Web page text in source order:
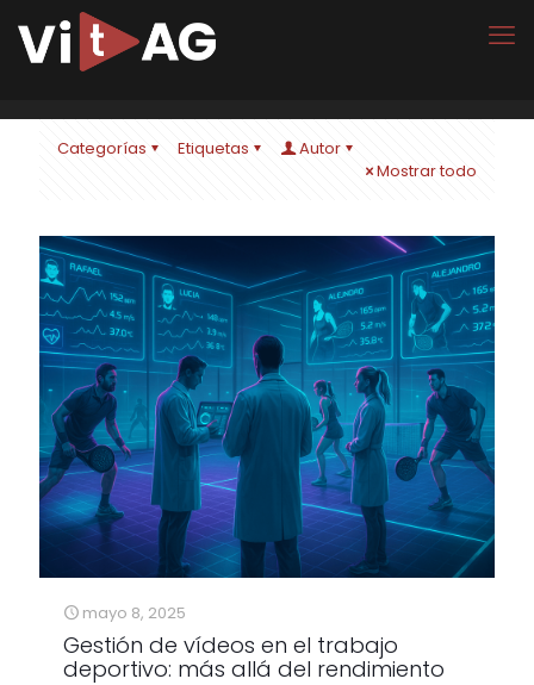
Categorías Etiquetas
Autor
Mostrar todo
mayo 8, 2025
Gestión de vídeos en el trabajo
deportivo: más allá del rendimiento